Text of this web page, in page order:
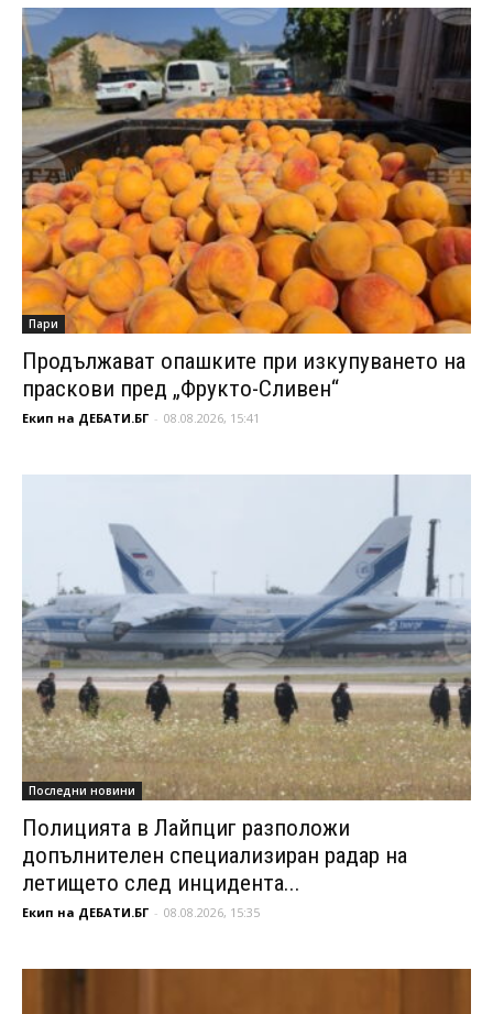
Пари
Продължават опашките при изкупуването на
праскови пред „Фрукто-Сливен“
Екип на ДЕБАТИ.БГ - 08.08.2026, 15:41
Последни новини
Полицията в Лайпциг разположи
допълнителен специализиран радар на
летището след инцидента...
Екип на ДЕБАТИ.БГ - 08.08.2026, 15:35